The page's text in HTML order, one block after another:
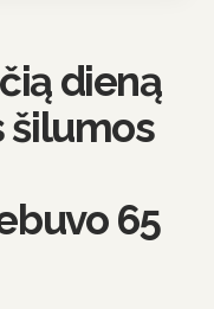
dieną
šilumos
65